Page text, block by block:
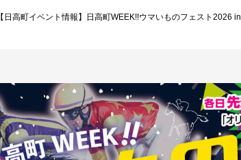
【日高町イベント情報】日高町WEEK!!ウマいものフェスト2026